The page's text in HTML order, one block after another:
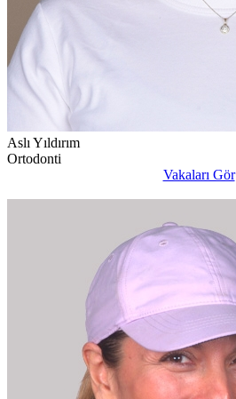
Aslı Yıldırım
Ortodonti
Vakaları Gör